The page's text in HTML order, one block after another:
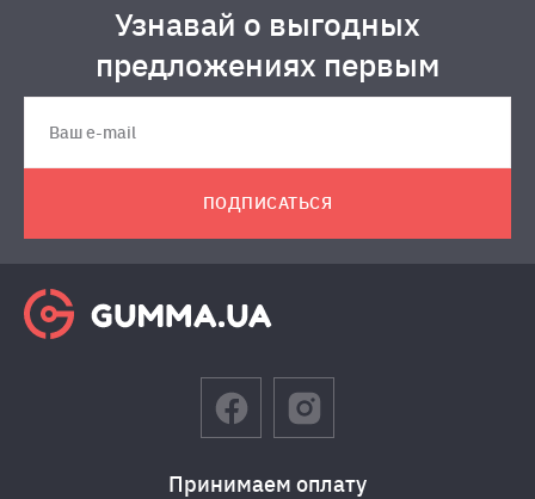
Узнавай о выгодных
предложениях первым
ПОДПИСАТЬСЯ
Принимаем оплату